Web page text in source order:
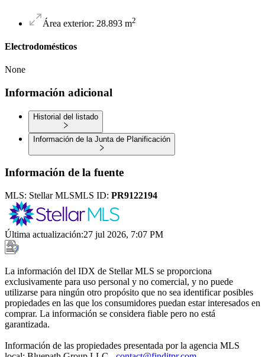
Área exterior: 28.893 m2
Electrodomésticos
None
Información adicional
Historial del listado
Información de la Junta de Planificación
Información de la fuente
MLS: Stellar MLSMLS ID: PR9122194
Última actualización:27 jul 2026, 7:07 PM
La información del IDX de Stellar MLS se proporciona
exclusivamente para uso personal y no comercial, y no puede
utilizarse para ningún otro propósito que no sea identificar posibles
propiedades en las que los consumidores puedan estar interesados en
comprar. La información se considera fiable pero no está
garantizada.
Información de las propiedades presentada por la agencia MLS